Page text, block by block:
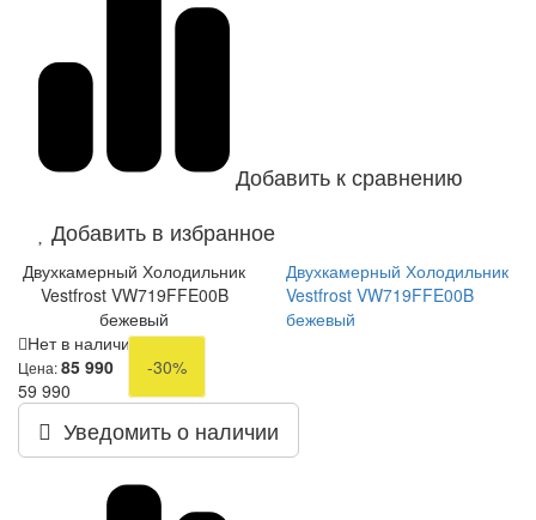
Добавить к сравнению
Добавить в избранное
Двухкамерный Холодильник
Vestfrost VW719FFE00B
бежевый
Двухкамерный Холодильник
Vestfrost VW719FFE00B
бежевый
Нет в наличии
Цена:85 990
-30%
59 990
Уведомить о наличии